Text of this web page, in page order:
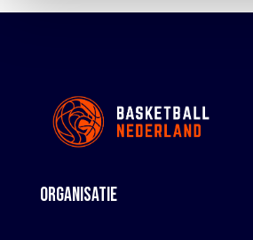
ORGANISATIE